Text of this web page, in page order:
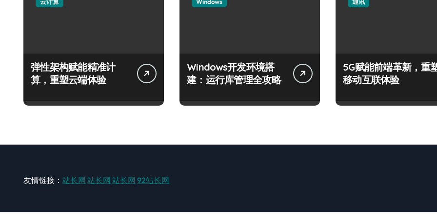
弹性架构赋能精准计
算，重塑云端体验
Windows开发环境搭
建：运行库管理全攻略
5G赋能前端革新，重
移动互联体验
友情链接： 站长网 站长网 站长网 92站长网